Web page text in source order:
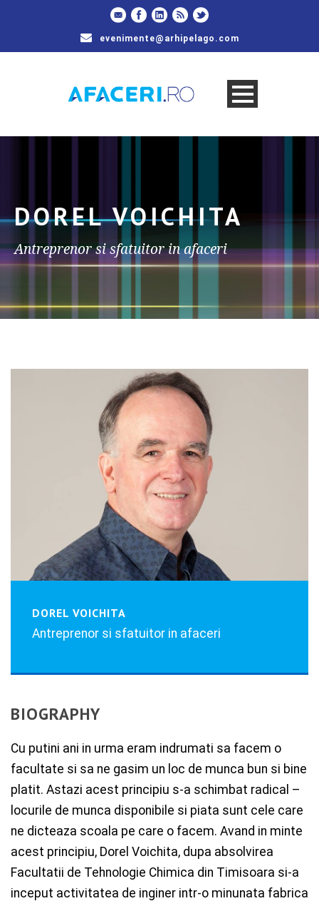
evenimente@arhipelago.com
DOREL VOICHITA
Antreprenor si sfatuitor in afaceri
DOREL VOICHITA
Antreprenor si sfatuitor in afaceri
BIOGRAPHY
Cu putini ani in urma eram indrumati sa facem o
facultate si sa ne gasim un loc de munca bun si bine
platit. Astazi acest principiu s-a schimbat radical –
locurile de munca disponibile si piata sunt cele care
ne dicteaza scoala pe care o facem. Avand in minte
acest principiu, Dorel Voichita, dupa absolvirea
Facultatii de Tehnologie Chimica din Timisoara si-a
inceput activitatea de inginer intr-o minunata fabrica